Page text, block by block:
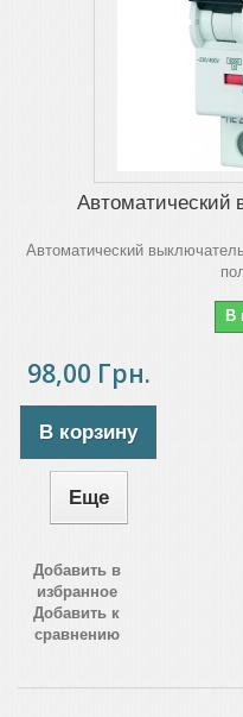
Автоматический
Автоматический
В
98,00 Грн.
В корзину
Еще
Добавить в
избранное
Добавить к
сравнению